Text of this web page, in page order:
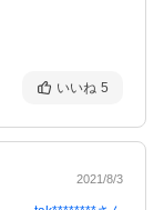
いいね 5
2021/8/3